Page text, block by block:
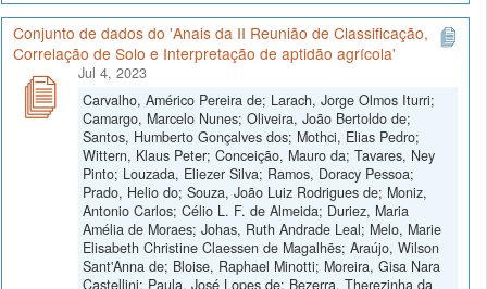
Conjunto de dados do 'Anais da II Reunião de Classificação,
Correlação de Solo e Interpretação de aptidão agrícola'
Jul 4, 2023
Carvalho, Américo Pereira de; Larach, Jorge Olmos Iturri;
Camargo, Marcelo Nunes; Oliveira, João Bertoldo de;
Santos, Humberto Gonçalves dos; Mothci, Elias Pedro;
Wittern, Klaus Peter; Conceição, Mauro da; Tavares, Ney
Pinto; Louzada, Eliezer Silva; Ramos, Doracy Pessoa;
Prado, Helio do; Souza, João Luiz Rodrigues de; Moniz,
Antonio Carlos; Célio L. F. de Almeida; Duriez, Maria
Amélia de Moraes; Johas, Ruth Andrade Leal; Melo, Marie
Elisabeth Christine Claessen de Magalhẽs; Araújo, Wilson
Sant'Anna de; Bloise, Raphael Minotti; Moreira, Gisa Nara
Castellini; Paula, José Lopes de; Bezerra, Therezinha da